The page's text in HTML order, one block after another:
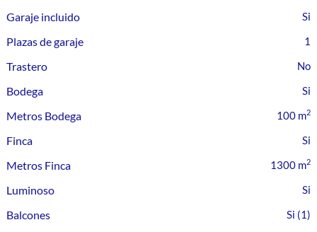
Garaje incluido
Plazas de garaje
1
Trastero
Bodega
Metros Bodega
100 m2
Finca
Metros Finca
1300 m2
Luminoso
Balcones
(1)